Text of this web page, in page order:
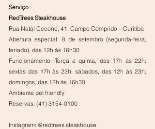
Serviço
RedTrees Steakhouse
Rua Natal Cecone, 41, Campo Comprido – Curitiba
Abertura especial: 8 de setembro (segunda-feira,
feriado), das 12h às 16h30
Funcionamento: Terça a quinta, das 17h às 22h;
sextas das 17h às 23h, sábados, das 12h às 23h;
domingos, das 12h às 16h30
Ambiente pet friendly
Reservas: (41) 3154-0100
Instagram: @redtrees.steakhouse